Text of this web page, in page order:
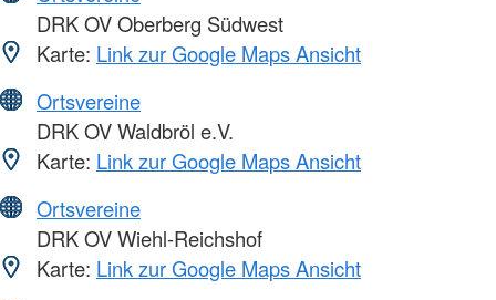
DRK OV Oberberg Südwest
Karte: Link zur Google Maps Ansicht
Ortsvereine
DRK OV Waldbröl e.V.
Karte: Link zur Google Maps Ansicht
Ortsvereine
DRK OV Wiehl-Reichshof
Karte: Link zur Google Maps Ansicht